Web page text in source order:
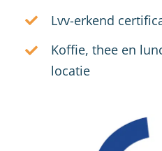
Lvv-erkend
Koffie, thee en
locatie